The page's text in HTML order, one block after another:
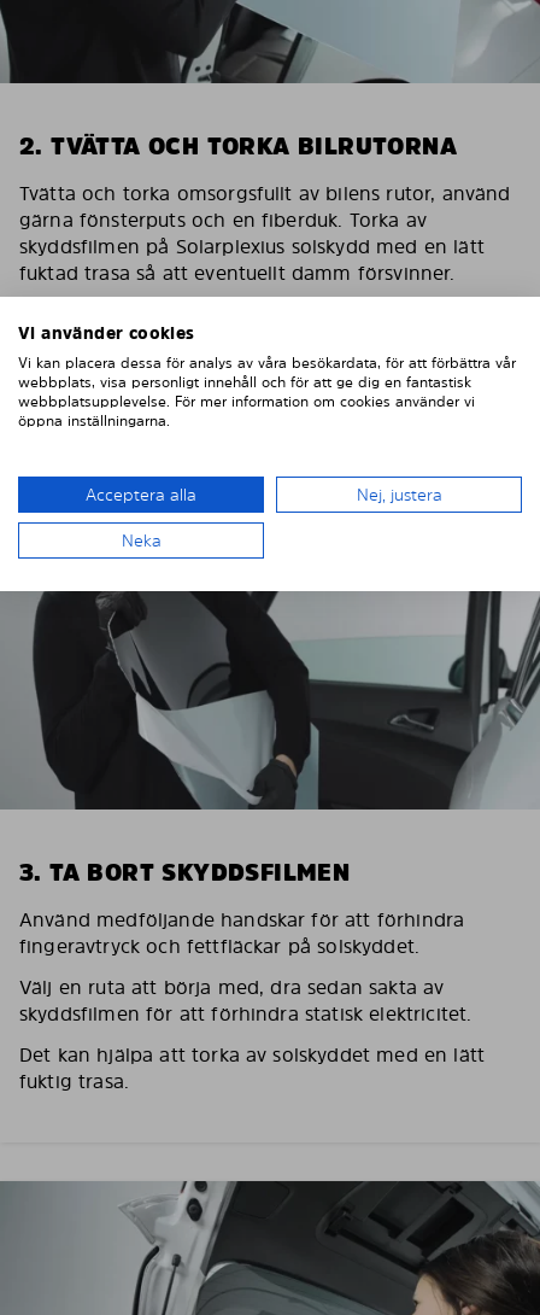
2. TVÄTTA OCH TORKA BILRUTORNA
Tvätta och torka omsorgsfullt av bilens rutor, använd
gärna fönsterputs och en fiberduk. Torka av
skyddsfilmen på Solarplexius solskydd med en lätt
fuktad trasa så att eventuellt damm försvinner.
För att skydda bilens inredning mot eventuella
skador/repor vid montering ska du sätta en
maskeringstejp på inredningen som skydd.
3. TA BORT SKYDDSFILMEN
Använd medföljande handskar för att förhindra
fingeravtryck och fettfläckar på solskyddet.
Välj en ruta att börja med, dra sedan sakta av
skyddsfilmen för att förhindra statisk elektricitet.
Det kan hjälpa att torka av solskyddet med en lätt
fuktig trasa.
Vi använder cookies
Vi kan placera dessa för analys av våra besökardata, för att förbättra vår
webbplats, visa personligt innehåll och för att ge dig en fantastisk
webbplatsupplevelse. För mer information om cookies använder vi
öppna inställningarna.
Acceptera alla Nej, justera
Neka